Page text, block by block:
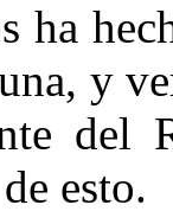
ha
y
del
esto.